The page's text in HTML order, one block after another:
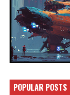
POPULAR POSTS